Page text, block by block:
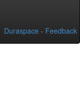
Duraspace - Feedback